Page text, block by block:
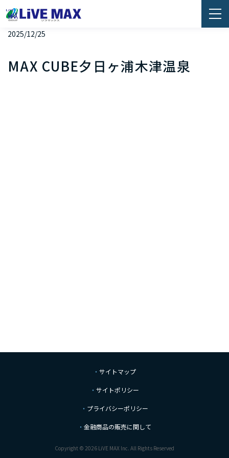
2025/12/25
MAX CUBE夕日ヶ浦木津温泉
サイトマップ
サイトポリシー
プライバシーポリシー
金融商品の販売に関して
Copyright © 2026 LiVE MAX Inc. All Rights Reserved